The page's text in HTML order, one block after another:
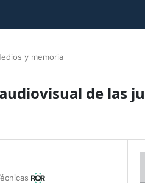
y memoria
de las